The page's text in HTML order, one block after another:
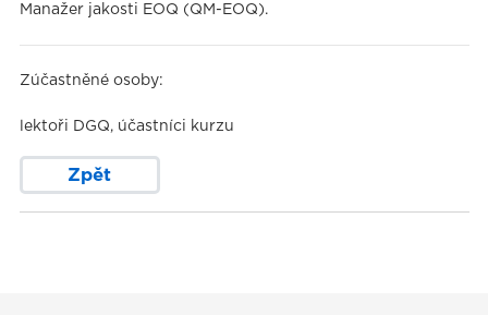
Manažer jakosti EOQ (QM-EOQ).
Zúčastněné osoby:
lektoři DGQ, účastníci kurzu
Zpět